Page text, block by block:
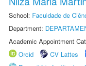
School: Faculdade de
Department:
Academic Appointment
Orcid
CV Lattes